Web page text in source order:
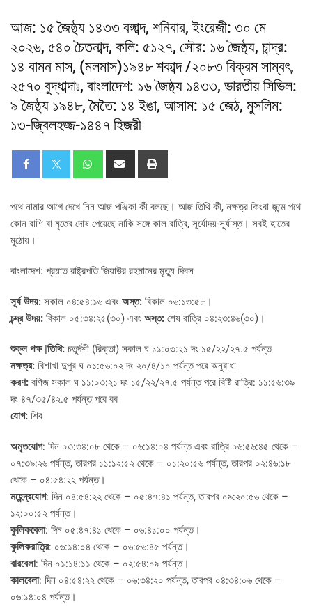
আজ: ১৫ জৈষ্ঠ্য ১৪৩৩ বঙ্গাব্দ, শনিবার, ইংরেজী: ৩০ মে
২০২৬, ৫৪০ চৈতনাব্দ, কলি: ৫১২৭, সৌর: ১৬ জৈষ্ঠ্য, চান্দ্র:
১৪ বামন মাস, (মলমাস)১৯৪৮ শকাব্দ /২০৮৩ বিক্রম সাম্বৎ,
২৫৭০ বুদ্ধাব্দাঃ, বাংলাদেশ: ১৬ জৈষ্ঠ্য ১৪৩৩, ভারতীয় সিভিল:
৯ জৈষ্ঠ্য ১৯৪৮, মৈতৈ: ১৪ ইঙা, আসাম: ১৫ জেঠ, মুসলিম:
১৩-জ্বিলহজ্জ-১৪৪৭ হিজরী
পথে নামার আগে দেখে নিন আজ পঞ্জিকা কী বলছে। আজ তিথি কী, নক্ষত্র কিংবা জন্মে পথে
কোন রাশি বা মৃতের দোষ পেয়েছে নাকি সঙ্গে কাল রাত্রি, সূর্যোদয়-সূর্যাস্ত। সবই হাতের
মুঠোয়।
বাংলাদেশ: প্রয়াত রাষ্ট্রপতি জিয়াউর রহমানের মৃত্যু দিবস
সূর্য উদয়: সকাল ০৪:৫৪:১৬ এবং অস্ত: বিকাল ০৬:১৩:৫৮।
চন্দ্র উদয়: বিকাল ০৫:৩৪:২৫(৩০) এবং অস্ত: শেষ রাত্রি ০৪:২৩:৪৬(৩০)।
শুক্ল পক্ষ |তিথি: চতুর্দশী (রিক্তা) সকাল ঘ ১১:০৩:২১ দং ১৫/২২/২৭.৫ পর্যন্ত
নক্ষত্র: বিশাখা দুপুর ঘ ০১:৫৬:০২ দং ২০/৪/১০ পর্যন্ত পরে অনুরাধা
করণ: বণিজ সকাল ঘ ১১:০৩:২১ দং ১৫/২২/২৭.৫ পর্যন্ত পরে বিষ্টি রাত্রি: ১১:৫৬:৩৯
দং ৪৭/৩৫/৪২.৫ পর্যন্ত পরে বব
যোগ: শিব
অমৃতযোগ: দিন ০৩:৩৪:০৮ থেকে – ০৬:১৪:০৪ পর্যন্ত এবং রাত্রি ০৬:৫৬:৪৫ থেকে –
০৭:৩৯:২৬ পর্যন্ত, তারপর ১১:১২:৫২ থেকে – ০১:২০:৫৬ পর্যন্ত, তারপর ০২:৪৬:১৮
থেকে – ০৪:৫৪:২২ পর্যন্ত।
মহেন্দ্রযোগ: দিন ০৪:৫৪:২২ থেকে – ০৫:৪৭:৪১ পর্যন্ত, তারপর ০৯:২০:৫৬ থেকে –
১২:০০:৫২ পর্যন্ত।
কুলিকবেলা: দিন ০৫:৪৭:৪১ থেকে – ০৬:৪১:০০ পর্যন্ত।
কুলিকরাত্রি: ০৬:১৪:০৪ থেকে – ০৬:৫৬:৪৫ পর্যন্ত।
বারবেলা: দিন ০১:১৪:১১ থেকে – ০২:৫৪:০৯ পর্যন্ত।
কালবেলা: দিন ০৪:৫৪:২২ থেকে – ০৬:৩৪:২০ পর্যন্ত, তারপর ০৪:৩৪:০৬ থেকে –
০৬:১৪:০৪ পর্যন্ত।